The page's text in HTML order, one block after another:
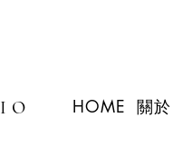
HOME 關